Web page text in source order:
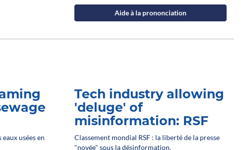
Aide à la prononciation
usées en
Tech industry allowing
'deluge' of
misinformation: RSF
Classement mondial RSF : la liberté de la presse
"noyée" sous la désinformation.